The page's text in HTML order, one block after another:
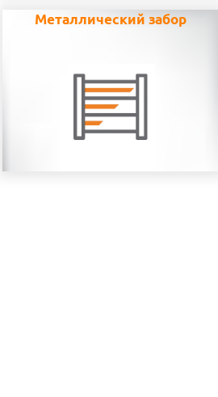
Металлический забор